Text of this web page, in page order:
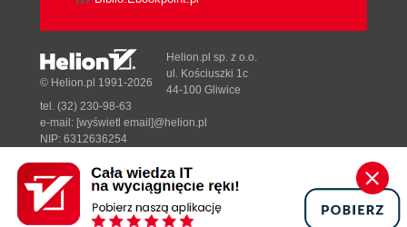
Designed with ♥ byTonik.pl
© Helion.pl 1991-2026
Helion.pl sp. z o.o.
ul. Kościuszki 1c
44-100 Gliwice
tel. (32) 230-98-63
e-mail: [wyświetl email]@helion.pl
NIP: 6312636254